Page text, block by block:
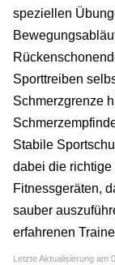
speziellen
Sporttreiben
Schmerzgrenze
Stabile
dabei die richtige
Fitnessgeräten,
sauber
erfahrenen
Letzte Aktualisierung am